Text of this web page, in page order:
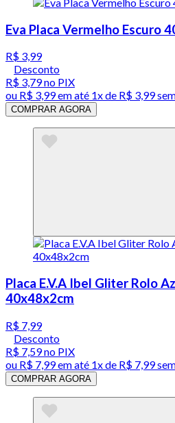
Eva Placa Vermelho Escuro
R$ 3,99
Desconto
R$ 3,79no PIX
ou R$ 3,99em até 1x de R$ 3,99
COMPRAR AGORA
Placa E.V.A Ibel Gliter Rolo
40x48x2cm
R$ 7,99
Desconto
R$ 7,59no PIX
ou R$ 7,99em até 1x de R$ 7,99
COMPRAR AGORA